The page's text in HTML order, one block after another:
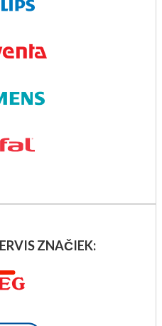
ZNAČIEK: